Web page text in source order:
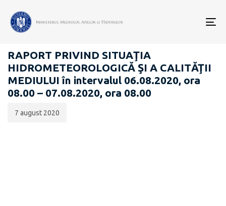
RAPOARTE ZILNICE STAREA MEDIULUI
RAPORT PRIVIND SITUAŢIA
HIDROMETEOROLOGICĂ ŞI A CALITĂŢII
MEDIULUI în intervalul 06.08.2020, ora
08.00 – 07.08.2020, ora 08.00
publicării:
7 august 2020